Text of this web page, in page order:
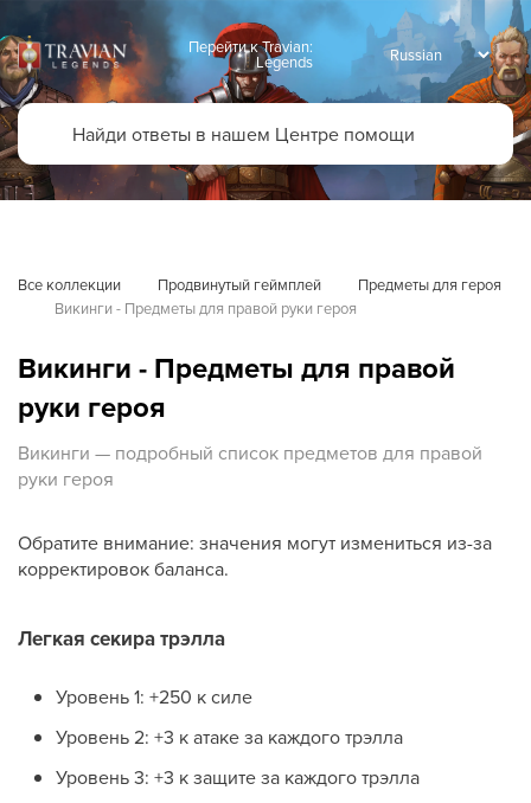
Перейти к Travian:
Legends
Все коллекции Продвинутый геймплей
Предметы для героя
Викинги - Предметы для правой руки героя
Викинги - Предметы для правой
руки героя
Викинги — подробный список предметов для правой
руки героя
Обратите внимание: значения могут измениться из-за
корректировок баланса.
Легкая секира трэлла
Уровень 1: +250 к силе
Уровень 2: +3 к атаке за каждого трэлла
Уровень 3: +3 к защите за каждого трэлла